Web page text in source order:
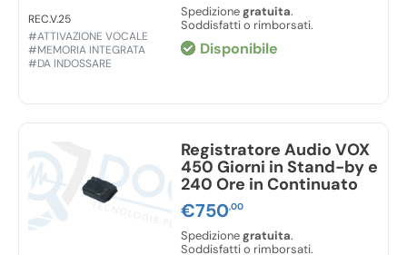
REC.V.25
#ATTIVAZIONE VOCALE
#MEMORIA INTEGRATA
#DA INDOSSARE
Spedizionegratuita.
Soddisfatti o rimborsati.
Disponibile
Registratore Audio VOX
450 Giorni in Stand-by e
240 Ore in Continuato
€750,00
Spedizionegratuita.
Soddisfatti o rimborsati.